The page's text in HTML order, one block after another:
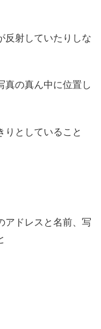
反射していたりしな
真の真ん中に位置し
りとしていること
アドレスと名前、写